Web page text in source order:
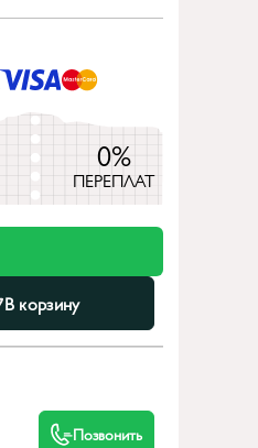
0%
ПЕРЕПЛАТ
В корзину
Позвонить